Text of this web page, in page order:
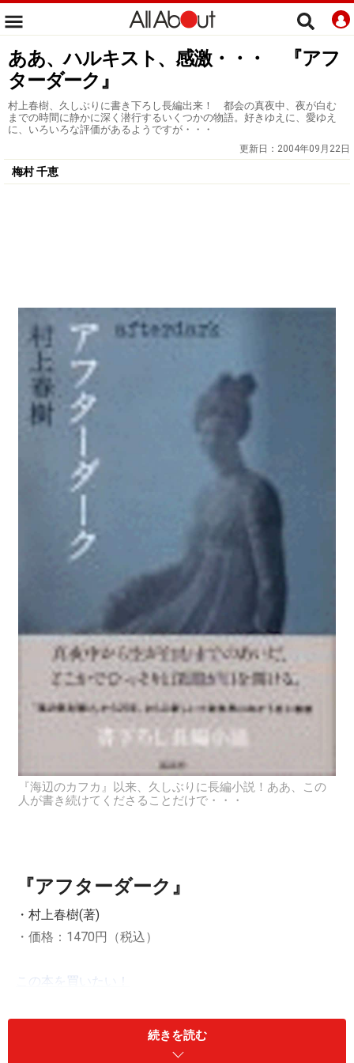
ああ、ハルキスト、感激・・・ 『アフ
ターダーク』
村上春樹、久しぶりに書き下ろし長編出来！ 都会の真夜中、夜が白む
までの時間に静かに深く潜行するいくつかの物語。好きゆえに、愛ゆえ
に、いろいろな評価があるようですが・・・
更新日： 2004年09月22日
梅村 千恵
『海辺のカフカ』以来、久しぶりに長編小説！ああ、この
人が書き続けてくださることだけで・・・
『アフターダーク』
・村上春樹(著)
・価格：1470円（税込）
この本を買いたい！
続きを読む